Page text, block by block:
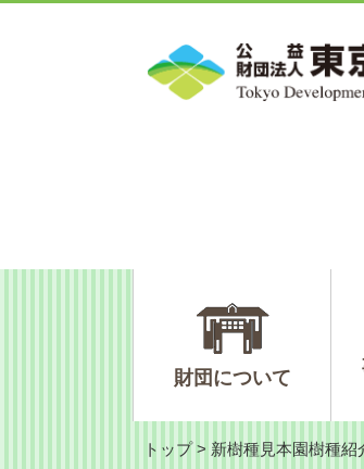
文
財団について
トップ > 新樹種見本園樹種紹